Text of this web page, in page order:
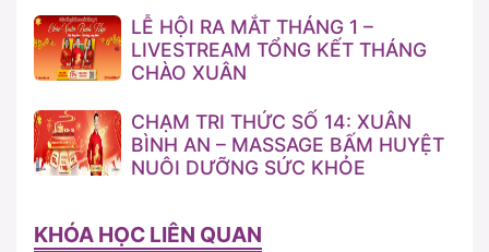
LỄ HỘI RA MẮT THÁNG 1 –
LIVESTREAM TỔNG KẾT THÁNG
CHÀO XUÂN
CHẠM TRI THỨC SỐ 14: XUÂN
BÌNH AN – MASSAGE BẤM HUYỆT
NUÔI DƯỠNG SỨC KHỎE
KHÓA HỌC LIÊN QUAN